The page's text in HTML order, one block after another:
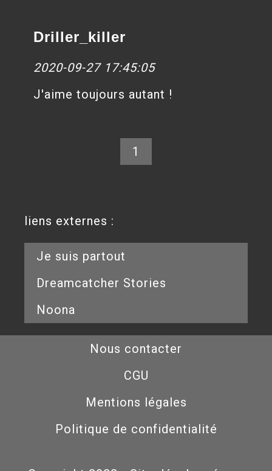
Driller_killer
2020-09-27 17:45:05
J'aime toujours autant !
1
liens externes :
Je suis partout
Dreamcatcher Stories
Noona
Nous contacter
CGU
Mentions légales
Politique de confidentialité